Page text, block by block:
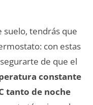
suelo, tendrás que
con estas
de que el
constante
tanto de noche